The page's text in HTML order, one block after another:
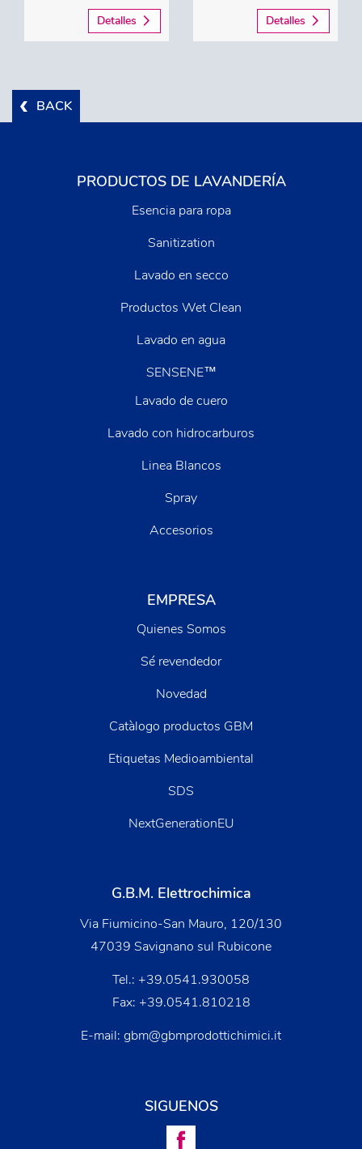
Detalles Detalles
BACK
PRODUCTOS DE LAVANDERÍA
Esencia para ropa
Sanitization
Lavado en secco
Productos Wet Clean
Lavado en agua
SENSENE™
Lavado de cuero
Lavado con hidrocarburos
Linea Blancos
Spray
Accesorios
EMPRESA
Quienes Somos
Sé revendedor
Novedad
Catàlogo productos GBM
Etiquetas Medioambiental
SDS
NextGenerationEU
G.B.M. Elettrochimica
Via Fiumicino-San Mauro, 120/130
47039 Savignano sul Rubicone
Tel.: +39.0541.930058
Fax: +39.0541.810218
E-mail: gbm@gbmprodottichimici.it
SIGUENOS